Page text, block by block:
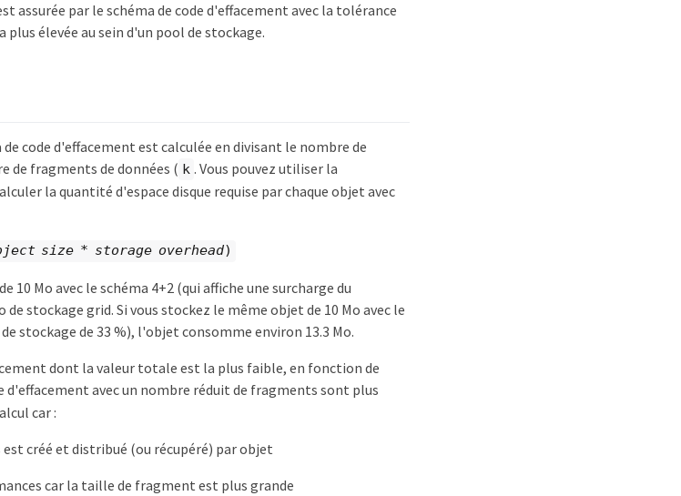
assurée par le schéma de code d'effacement avec la tolérance
élevée au sein d'un pool de stockage.
code d'effacement est calculée en divisant le nombre de
de fragments de données ( k . Vous pouvez utiliser la
la quantité d'espace disque requise par chaque objet avec
size * storage overhead)
10 Mo avec le schéma 4+2 (qui affiche une surcharge du
stockage grid. Si vous stockez le même objet de 10 Mo avec le
stockage de 33 %), l'objet consomme environ 13.3 Mo.
dont la valeur totale est la plus faible, en fonction de
d'effacement avec un nombre réduit de fragments sont plus
car :
créé et distribué (ou récupéré) par objet
car la taille de fragment est plus grande